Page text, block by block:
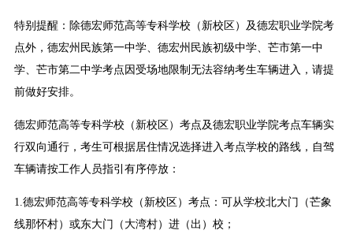
特别提醒：除德宏师范高等专科学校（新校区）及德宏职业学院考
点外，德宏州民族第一中学、德宏州民族初级中学、芒市第一中
学、芒市第二中学考点因受场地限制无法容纳考生车辆进入，请提
前做好安排。
德宏师范高等专科学校（新校区）考点及德宏职业学院考点车辆实
行双向通行，考生可根据居住情况选择进入考点学校的路线，自驾
车辆请按工作人员指引有序停放：
1.德宏师范高等专科学校（新校区）考点：可从学校北大门（芒象
线那怀村）或东大门（大湾村）进（出）校；